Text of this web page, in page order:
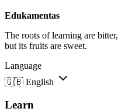
Edukamentas
The roots of learning are bitter,
but its fruits are sweet.
Language
🇬🇧 English
Learn